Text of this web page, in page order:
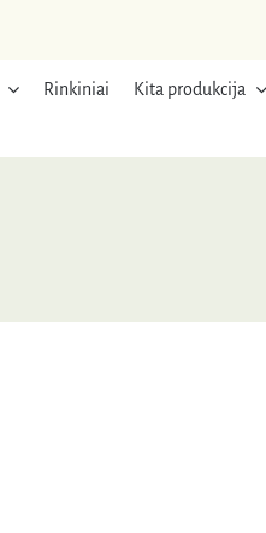
Rinkiniai Kita produkcija